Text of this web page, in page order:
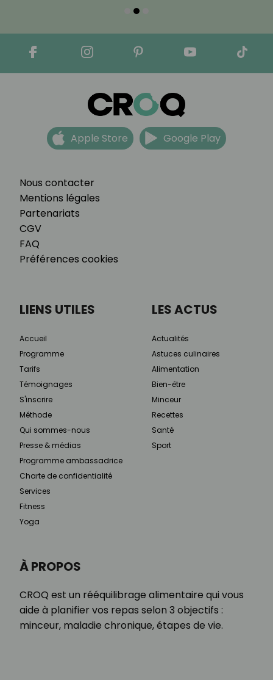
Nous contacter
Mentions légales
Partenariats
CGV
FAQ
Préférences cookies
Apple Store Google Play
À PROPOS
CROQ est un rééquilibrage alimentaire qui vous
aide à planifier vos repas selon 3 objectifs :
minceur, maladie chronique, étapes de vie.
LIENS UTILES
Accueil
Programme
Tarifs
Témoignages
S'inscrire
Méthode
Qui sommes-nous
Presse & médias
Programme ambassadrice
Charte de confidentialité
Services
Fitness
Yoga
LES ACTUS
Actualités
Astuces culinaires
Alimentation
Bien-être
Minceur
Recettes
Santé
Sport